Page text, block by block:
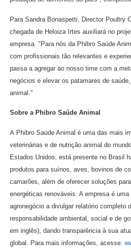
Para Sandra Bonaspetti, Director Poultry
chegada de Heloiza Irtes auxiliará no
empresa. "Para nós da Phibro Saúde
com profissionais tão relevantes e
passa a agregar ao nosso time com a
negócios e elevar os patamares de
animal."
Sobre a Phibro Saúde Animal
A Phibro Saúde Animal é uma das mais
veterinárias e de nutrição animal do
Estados Unidos, está presente no Brasil
produtos para suínos, aves, bovinos de
camarões, além de oferecer soluções
energéticas renováveis. A empresa é
agronegócio a divulgar relatório completo
responsabilidade ambiental, social e de
em inglês), dando transparência à sua
global. Para mais informações, acesse: